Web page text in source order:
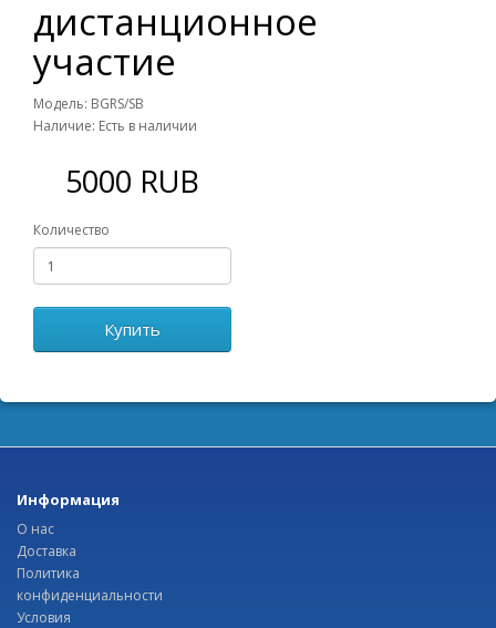
дистанционное
участие
Модель: BGRS/SB
Наличие: Есть в наличии
5000 RUB
Количество
Купить
Информация
О нас
Доставка
Политика
конфиденциальности
Условия